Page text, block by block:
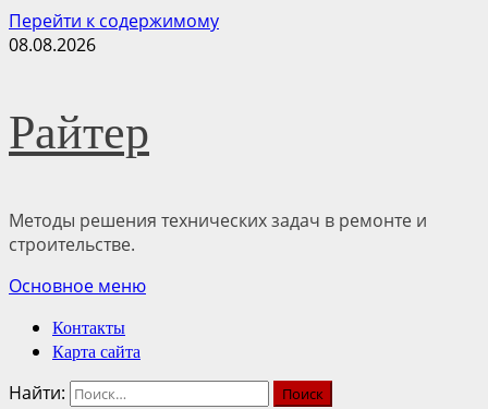
Перейти к содержимому
08.08.2026
Райтер
Методы решения технических задач в ремонте и
строительстве.
Основное меню
Контакты
Карта сайта
Найти: